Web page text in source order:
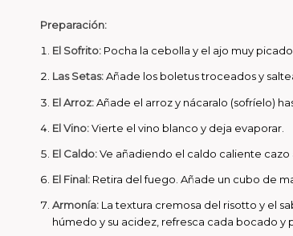
Preparación:
El Sofrito: Pocha la cebolla y el ajo muy
Las Setas:Añade los boletus troceados y
El Arroz:Añade el arroz y nácaralo (sofríelo)
El Vino:Vierte el vino blanco y deja evaporar.
El Caldo:Ve añadiendo el caldo caliente cazo
El Final: Retira del fuego. Añade un cubo de
Armonía: La textura cremosa del risotto y el
húmedo y su acidez, refresca cada bocado y